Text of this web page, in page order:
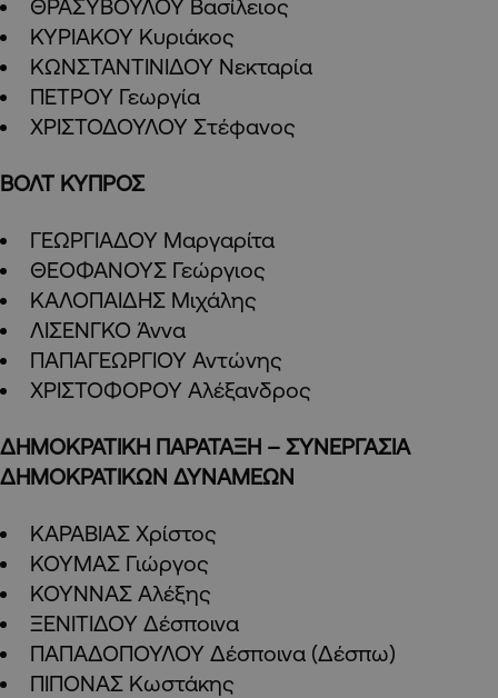
ΘΡΑΣΥΒΟΥΛΟΥ Βασίλειος
ΚΥΡΙΑΚΟΥ Κυριάκος
ΚΩΝΣΤΑΝΤΙΝΙΔΟΥ Νεκταρία
ΠΕΤΡΟΥ Γεωργία
ΧΡΙΣΤΟΔΟΥΛΟΥ Στέφανος
ΒΟΛΤ ΚΥΠΡΟΣ
ΓΕΩΡΓΙΑΔΟΥ Μαργαρίτα
ΘΕΟΦΑΝΟΥΣ Γεώργιος
ΚΑΛΟΠΑΙΔΗΣ Μιχάλης
ΛΙΣΕΝΓΚΟ Άννα
ΠΑΠΑΓΕΩΡΓΙΟΥ Αντώνης
ΧΡΙΣΤΟΦΟΡΟΥ Αλέξανδρος
ΔΗΜΟΚΡΑΤΙΚΗ ΠΑΡΑΤΑΞΗ – ΣΥΝΕΡΓΑΣΙΑ
ΔΗΜΟΚΡΑΤΙΚΩΝ ΔΥΝΑΜΕΩΝ
ΚΑΡΑΒΙΑΣ Χρίστος
ΚΟΥΜΑΣ Γιώργος
ΚΟΥΝΝΑΣ Αλέξης
ΞΕΝΙΤΙΔΟΥ Δέσποινα
ΠΑΠΑΔΟΠΟΥΛΟΥ Δέσποινα (Δέσπω)
ΠΙΠΟΝΑΣ Κωστάκης